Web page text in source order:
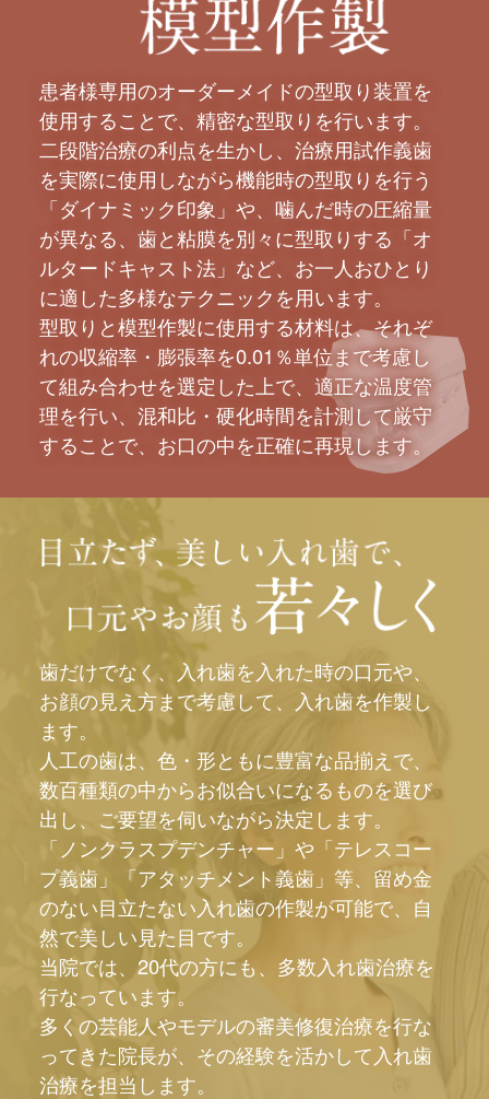
患者様専用のオーダーメイドの型取り装置を
使用することで、精密な型取りを行います。
二段階治療の利点を生かし、治療用試作義歯
を実際に使用しながら機能時の型取りを行う
「ダイナミック印象」や、噛んだ時の圧縮量
が異なる、歯と粘膜を別々に型取りする「オ
ルタードキャスト法」など、お一人おひとり
に適した多様なテクニックを用います。
型取りと模型作製に使用する材料は、それぞ
れの収縮率・膨張率を0.01％単位まで考慮し
て組み合わせを選定した上で、適正な温度管
理を行い、混和比・硬化時間を計測して厳守
することで、お口の中を正確に再現します。
歯だけでなく、入れ歯を入れた時の口元や、
お顔の見え方まで考慮して、入れ歯を作製し
ます。
人工の歯は、色・形ともに豊富な品揃えで、
数百種類の中からお似合いになるものを選び
出し、ご要望を伺いながら決定します。
「ノンクラスプデンチャー」や「テレスコー
プ義歯」「アタッチメント義歯」等、留め金
のない目立たない入れ歯の作製が可能で、自
然で美しい見た目です。
当院では、20代の方にも、多数入れ歯治療を
行なっています。
多くの芸能人やモデルの審美修復治療を行な
ってきた院長が、その経験を活かして入れ歯
治療を担当します。